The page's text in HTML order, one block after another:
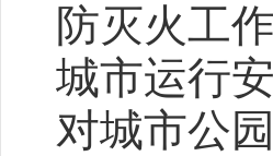
防灭火工
城市运行
对城市公